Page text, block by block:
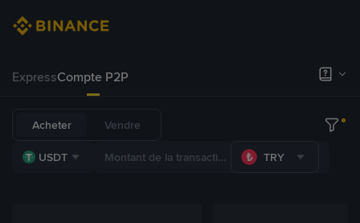
ExpressCompte P2P
Acheter Vendre
USDT TRY